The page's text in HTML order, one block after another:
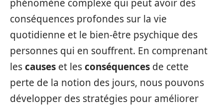
phénomène complexe qui peut avoir des
conséquences profondes sur la vie
quotidienne et le bien-être psychique des
personnes qui en souffrent. En comprenant
lescauses et lesconséquences de cette
perte de la notion des jours, nous pouvons
développer des stratégies pour améliorer